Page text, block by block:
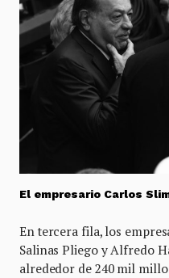
El empresario Carlos
En tercera fila, los
Salinas Pliego y Alfredo
alrededor de 240 mil